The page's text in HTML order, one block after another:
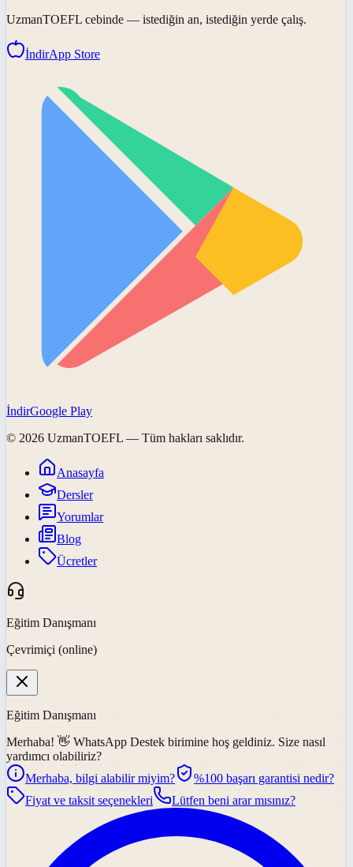
UzmanTOEFL cebinde — istediğin an, istediğin yerde çalış.
İndirApp Store
İndirGoogle Play
© 2026 UzmanTOEFL — Tüm hakları saklıdır.
Anasayfa
Dersler
Yorumlar
Blog
Ücretler
Eğitim Danışmanı
Çevrimiçi (online)
Eğitim Danışmanı
Merhaba! 👋 WhatsApp Destek birimine hoş geldiniz. Size nasıl
yardımcı olabiliriz?
Merhaba, bilgi alabilir miyim?
%100 başarı garantisi nedir?
Fiyat ve taksit seçenekleri
Lütfen beni arar mısınız?